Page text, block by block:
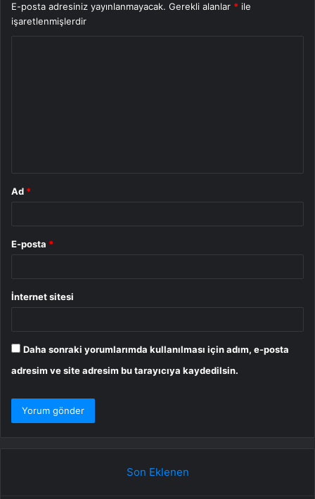
E-posta adresiniz yayınlanmayacak. Gerekli alanlar * ile
işaretlenmişlerdir
Ad *
E-posta *
İnternet sitesi
Daha sonraki yorumlarımda kullanılması için adım, e-posta
adresim ve site adresim bu tarayıcıya kaydedilsin.
Son Eklenen